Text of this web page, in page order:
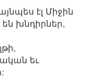
էլ Միջին
խնդիրներ,
եւ